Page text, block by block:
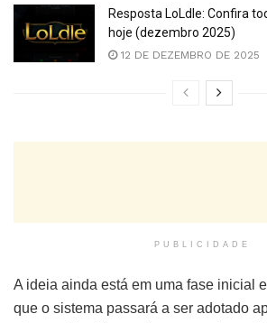
Resposta LoLdle: Confira
hoje (dezembro 2025)
12 DE DEZEMBRO DE 2025
PUBLICIDADE
A ideia ainda está em uma fase inicial
que o sistema passará a ser adotado